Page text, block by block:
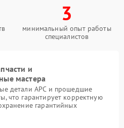
3
минимальный опыт работы
специалистов
и
мастера
детали APC и прошедшие
что гарантирует корректную
гарантийных